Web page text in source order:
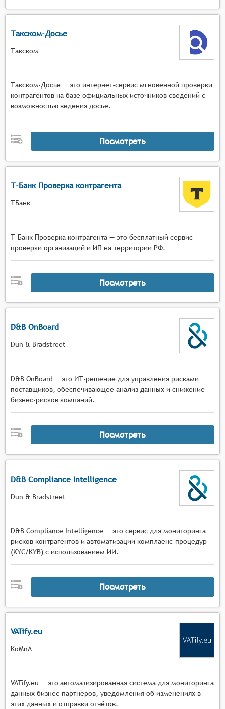
Такском-Досье
Такском
Такском-Досье — это интернет-сервис мгновенной проверки
контрагентов на базе официальных источников сведений с
возможностью ведения досье.
Посмотреть
Т-Банк Проверка контрагента
ТБанк
Т-Банк Проверка контрагента — это бесплатный сервис
проверки организаций и ИП на территории РФ.
Посмотреть
D&B OnBoard
Dun & Bradstreet
D&B OnBoard — это ИТ-решение для управления рисками
поставщиков, обеспечивающее анализ данных и снижение
бизнес-рисков компаний.
Посмотреть
D&B Compliance Intelligence
Dun & Bradstreet
D&B Compliance Intelligence — это сервис для мониторинга
рисков контрагентов и автоматизации комплаенс-процедур
(KYC/KYB) с использованием ИИ.
Посмотреть
VATify.eu
KoMnA
VATify.eu — это автоматизированная система для мониторинга
данных бизнес-партнёров, уведомления об изменениях в
этих данных и отправки отчётов.